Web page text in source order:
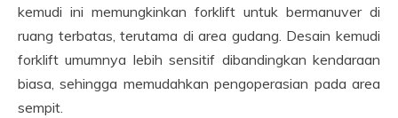
kemudi ini memungkinkan forklift untuk bermanuver di
ruang terbatas, terutama di area gudang. Desain kemudi
forklift umumnya lebih sensitif dibandingkan kendaraan
biasa, sehingga memudahkan pengoperasian pada area
sempit.